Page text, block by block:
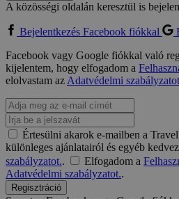
A közösségi oldalán keresztül is
Bejelentkezés Facebook fiókkal
Facebook vagy Google fiókkal való
kijelentem, hogy elfogadom a
elolvastam azAdatvédelmi
Értesülni akarok e-mailben a
különleges ajánlatairól és egyéb
szabályzatot.. Elfogadom a
Adatvédelmi szabályzatot..
Regisztráció